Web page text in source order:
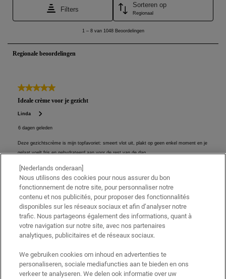
[Nederlands onderaan]
Nous utilisons des cookies pour nous assurer du bon
fonctionnement de notre site, pour personnaliser notre
contenu et nos publicités, pour proposer des fonctionnalités
disponibles sur les réseaux sociaux et afin d’analyser notre
trafic. Nous partageons également des informations, quant à
votre navigation sur notre site, avec nos partenaires
analytiques, publicitaires et de réseaux sociaux.
We gebruiken cookies om inhoud en advertenties te
personaliseren, sociale mediafuncties aan te bieden en ons
verkeer te analyseren. We delen ook informatie over uw